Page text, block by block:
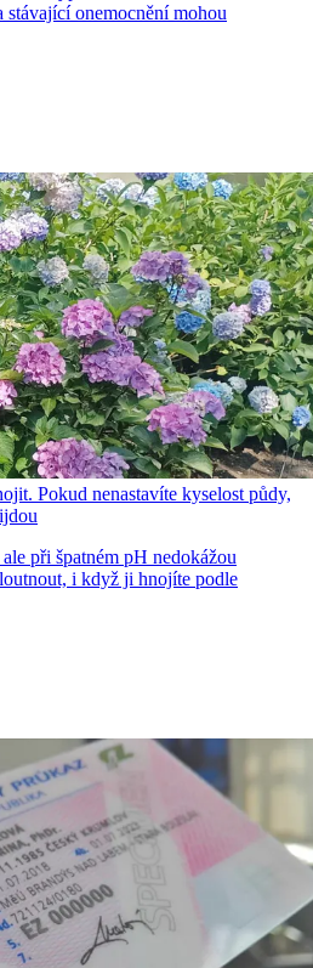
stávající onemocnění mohou
Pokud nenastavíte kyselost půdy,
při špatném pH nedokážou
i když ji hnojíte podle